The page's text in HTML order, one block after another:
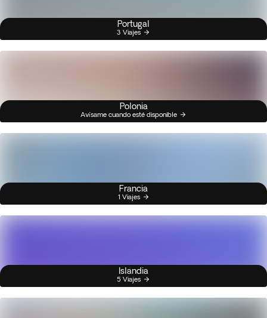
Portugal
3 Viajes
Polonia
Avísame cuando esté disponible
Francia
1 Viajes
Islandia
5 Viajes